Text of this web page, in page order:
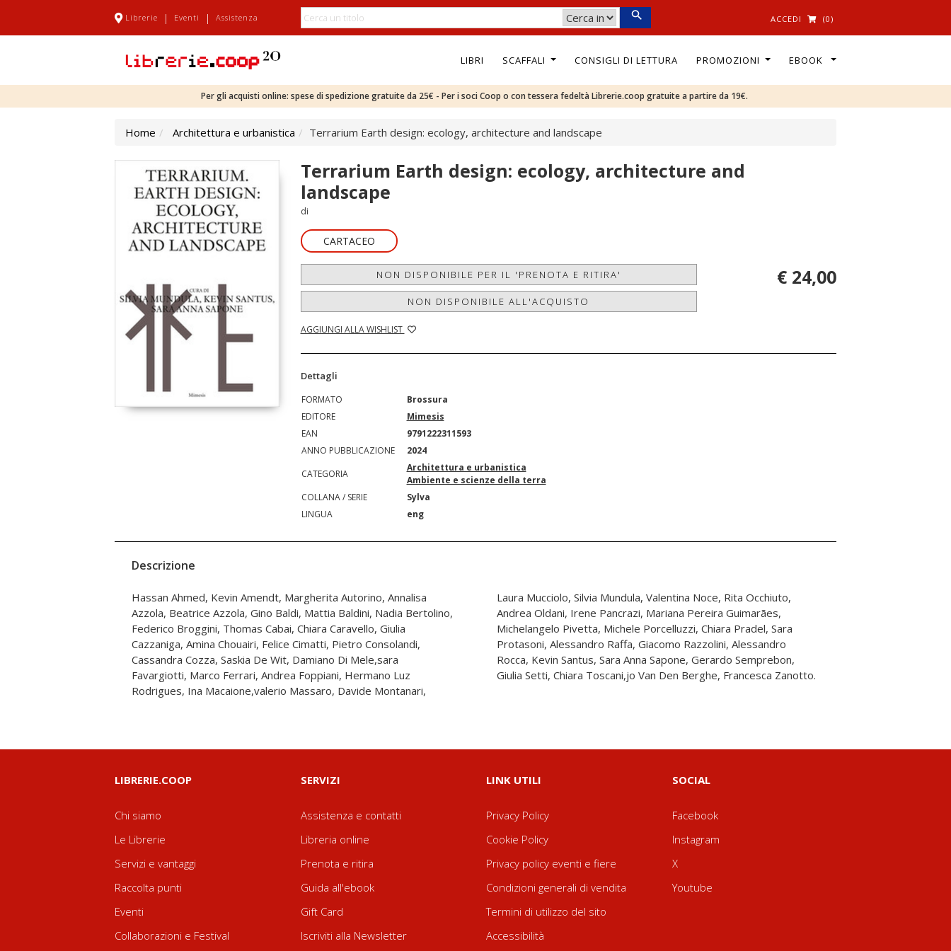
Librerie | Eventi | Assistenza ACCEDI (0)
LIBRI SCAFFALI CONSIGLI DI LETTURA PROMOZIONI EBOOK
Per gli acquisti online: spese di spedizione gratuite da 25€ - Per i soci Coop o con tessera fedeltà Librerie.coop gratuite a partire da 19€.
Home Architettura e urbanistica Terrarium Earth design: ecology, architecture and landscape
Terrarium Earth design: ecology, architecture and
landscape
di
CARTACEO
NON DISPONIBILE PER IL 'PRENOTA E RITIRA'
NON DISPONIBILE ALL'ACQUISTO
AGGIUNGI ALLA WISHLIST
€ 24,00
Dettagli
FORMATO
Brossura
EDITORE
Mimesis
EAN
9791222311593
ANNO PUBBLICAZIONE
2024
CATEGORIA
Architettura e urbanistica
Ambiente e scienze della terra
COLLANA / SERIE
Sylva
LINGUA
eng
Descrizione
Hassan Ahmed, Kevin Amendt, Margherita Autorino, Annalisa
Azzola, Beatrice Azzola, Gino Baldi, Mattia Baldini, Nadia Bertolino,
Federico Broggini, Thomas Cabai, Chiara Caravello, Giulia
Cazzaniga, Amina Chouairi, Felice Cimatti, Pietro Consolandi,
Cassandra Cozza, Saskia De Wit, Damiano Di Mele,sara
Favargiotti, Marco Ferrari, Andrea Foppiani, Hermano Luz
Rodrigues, Ina Macaione,valerio Massaro, Davide Montanari,
Laura Mucciolo, Silvia Mundula, Valentina Noce, Rita Occhiuto,
Andrea Oldani, Irene Pancrazi, Mariana Pereira Guimarães,
Michelangelo Pivetta, Michele Porcelluzzi, Chiara Pradel, Sara
Protasoni, Alessandro Raffa, Giacomo Razzolini, Alessandro
Rocca, Kevin Santus, Sara Anna Sapone, Gerardo Semprebon,
Giulia Setti, Chiara Toscani,jo Van Den Berghe, Francesca Zanotto.
LIBRERIE.COOP
Chi siamo
Le Librerie
Servizi e vantaggi
Raccolta punti
Eventi
Collaborazioni e Festival
SERVIZI
Assistenza e contatti
Libreria online
Prenota e ritira
Guida all'ebook
Gift Card
Iscriviti alla Newsletter
LINK UTILI
Privacy Policy
Cookie Policy
Privacy policy eventi e fiere
Condizioni generali di vendita
Termini di utilizzo del sito
Accessibilità
SOCIAL
Facebook
Instagram
X
Youtube